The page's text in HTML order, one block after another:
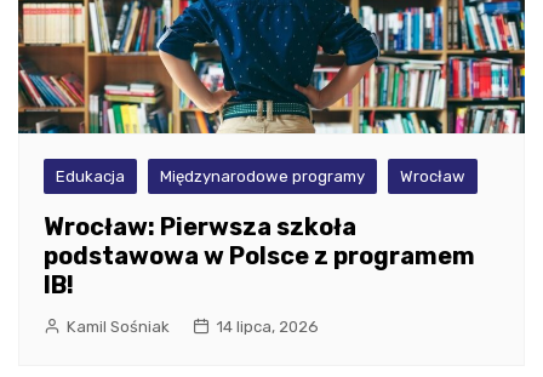
Edukacja Międzynarodowe programy Wrocław
Wrocław: Pierwsza szkoła
podstawowa w Polsce z programem
IB!
Kamil Sośniak 14 lipca, 2026